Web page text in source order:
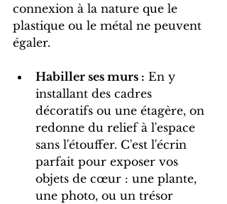
connexion à la nature que le
plastique ou le métal ne peuvent
égaler.
Habiller ses murs : En y
installant des cadres
décoratifs ou une étagère, on
redonne du relief à l'espace
sans l'étouffer. C'est l'écrin
parfait pour exposer vos
objets de cœur : une plante,
une photo, ou un trésor